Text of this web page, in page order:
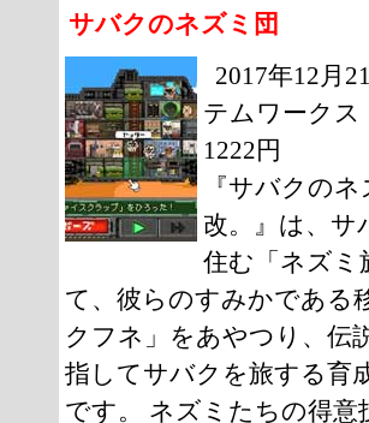
サバクのネズミ団
2017年12月
テムワークス
1222円
『サバクのネ
改。』は、サ
住む「ネズミ
て、彼らのすみかである
クフネ」をあやつり、伝
指してサバクを旅する育
です。 ネズミたちの得意